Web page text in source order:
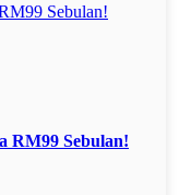
Sebulan!
RM99 Sebulan!